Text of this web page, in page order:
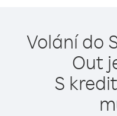
Volání do
Out
S